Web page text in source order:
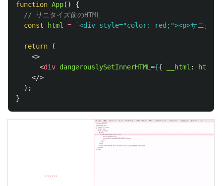
function App()
{
// サニタイズ前のHTML
const
html = `<div style="color: red;"><p>サニタ
return
(
<>
<div dangerouslySetInnerHTML ={{ __html : html
</>
);
}